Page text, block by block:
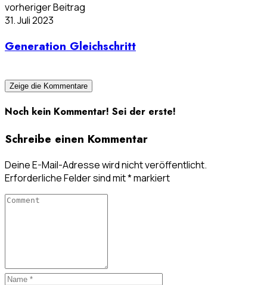
vorheriger Beitrag
31. Juli 2023
Generation Gleichschritt
Zeige die Kommentare
Noch kein Kommentar! Sei der erste!
Schreibe einen Kommentar
Deine E-Mail-Adresse wird nicht veröffentlicht.
Erforderliche Felder sind mit*markiert